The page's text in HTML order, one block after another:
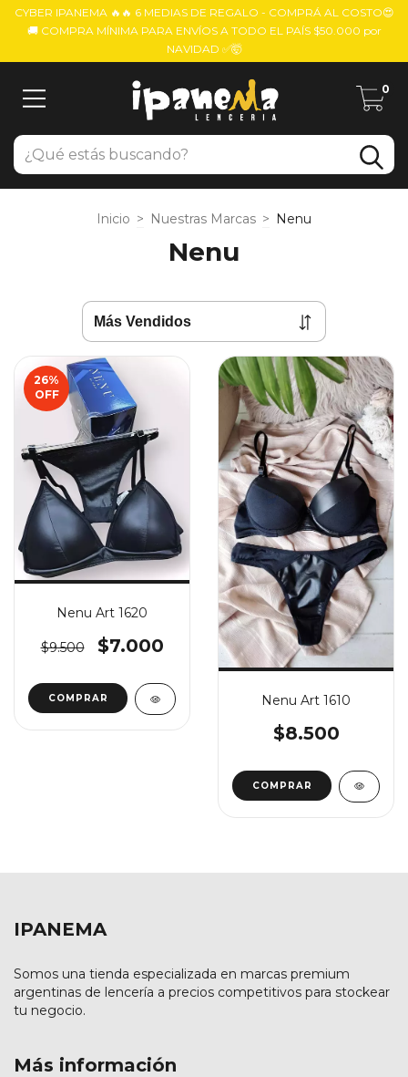
CYBER IPANEMA 🔥🔥 6 MEDIAS DE REGALO - COMPRÁ AL COSTO😍
🚚 COMPRA MÍNIMA PARA ENVÍOS A TODO EL PAÍS $50.000 por
NAVIDAD ✅🤯
0
Inicio > Nuestras Marcas > Nenu
Nenu
26%
OFF
Nenu Art 1620
$9.500 $7.000
COMPRAR Nenu Art 1610
$8.500
COMPRAR
IPANEMA
Somos una tienda especializada en marcas premium
argentinas de lencería a precios competitivos para stockear
tu negocio.
Más información